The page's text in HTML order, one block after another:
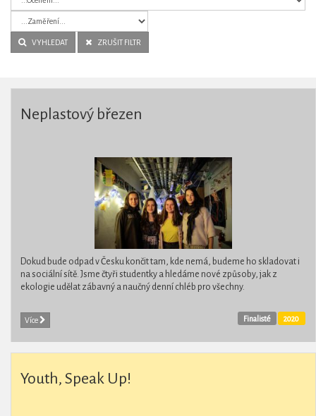
VYHLEDAT ZRUŠIT FILTR
Neplastový březen
Dokud bude odpad v Česku končit tam, kde nemá, budeme ho skladovat i
na sociální sítě. Jsme čtyři studentky a hledáme nové způsoby, jak z
ekologie udělat zábavný a naučný denní chléb pro všechny.
Více 2020
Finalisté
Youth, Speak Up!